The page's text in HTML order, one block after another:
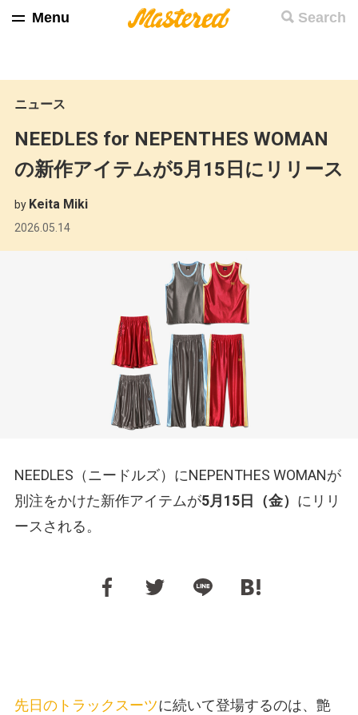
Search
Menu
ニュース
NEEDLES for NEPENTHES WOMAN
の新作アイテムが5月15日にリリース
by Keita Miki
2026.05.14
NEEDLES（ニードルズ）にNEPENTHES WOMANが
別注をかけた新作アイテムが5月15日（金） にリリ
ースされる。
先日のトラックスーツに続いて登場するのは、艶